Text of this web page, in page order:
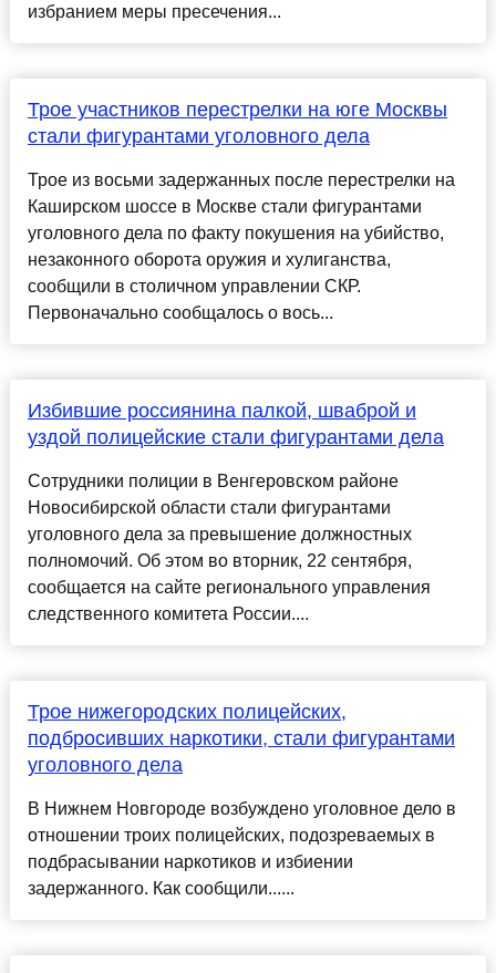
избранием меры пресечения...
Трое участников перестрелки на юге Москвы
стали фигурантами уголовного дела
Трое из восьми задержанных после перестрелки на
Каширском шоссе в Москве стали фигурантами
уголовного дела по факту покушения на убийство,
незаконного оборота оружия и хулиганства,
сообщили в столичном управлении СКР.
Первоначально сообщалось о вось...
Избившие россиянина палкой, шваброй и
уздой полицейские стали фигурантами дела
Сотрудники полиции в Венгеровском районе
Новосибирской области стали фигурантами
уголовного дела за превышение должностных
полномочий. Об этом во вторник, 22 сентября,
сообщается на сайте регионального управления
следственного комитета России....
Трое нижегородских полицейских,
подбросивших наркотики, стали фигурантами
уголовного дела
В Нижнем Новгороде возбуждено уголовное дело в
отношении троих полицейских, подозреваемых в
подбрасывании наркотиков и избиении
задержанного. Как сообщили......